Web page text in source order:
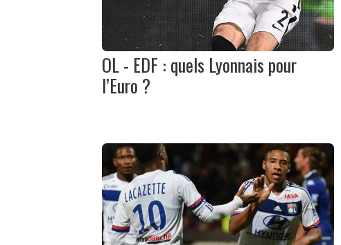
OL - EDF : quels Lyonnais pour
l’Euro ?